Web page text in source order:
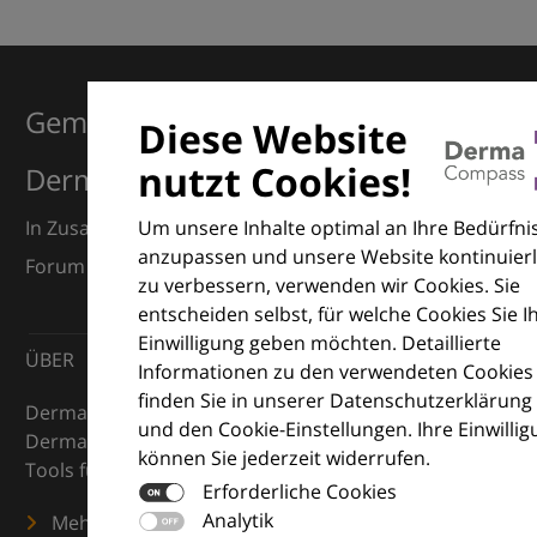
Diese Website
nutzt Cookies!
Um unsere Inhalte optimal an Ihre
anzupassen und unsere Website
zu verbessern, verwenden wir Cookies. Sie
entscheiden selbst, für welche Cookies Sie
Einwilligung geben möchten. Detaillierte
Informationen zu den verwendeten Cookies
finden Sie in unserer Datenschutzerklärung
und den Cookie-Einstellungen. Ihre
können Sie jederzeit widerrufen.
Erforderliche Cookies
Analytik
Gemeinsam für Exzellenz in der
Dermatologie
In Zusammenarbeit mit dem European Dermatology
Forum (EDF) und Euroderm Excellence
ÜBER
DermaCompass ist Ihr digitaler Kompass für die
Dermatologie – mit Wissen, Bildern und praktischen
Tools für den klinischen Alltag.
Mehr erfahren